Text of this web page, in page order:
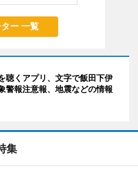
ー 一覧
聴くアプリ、文字で飯田下伊
警報注意報、地震などの情報
集